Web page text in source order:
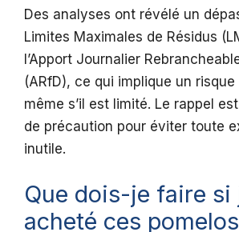
Des analyses ont révélé un
Limites Maximales de Résidus
l’Apport Journalier
(ARfD), ce qui implique un
même s’il est limité. Le rappel
de précaution pour éviter toute
inutile.
Que dois-je faire si
acheté ces